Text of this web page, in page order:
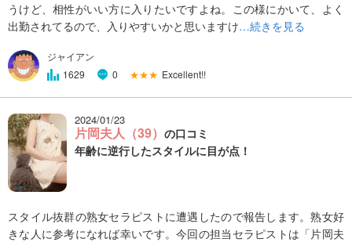
うけど、相性がいい方に入りたいですよね。この様にかいて、よく
出勤されてるので、入りやすいかと思いますけ…続きを見る
ジャイアン
1629
0 ★★★ Excellent!!
2024/01/23
片岡夫人（39） の口コミ
年齢に逆行したスタイルに目が点！
スタイル抜群の熟女セラピストに遭遇したので報告します。熟女好
きな人に参考になれば幸いです。今回の担当セラピストは「片岡夫